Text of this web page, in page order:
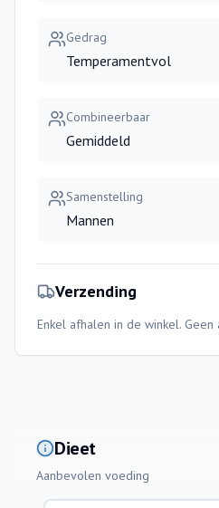
Gedrag
Temperamentvol
Combineerbaar
Gemiddeld
Samenstelling
Mannen
Verzending
Enkel afhalen in de winkel.
Dieet
Aanbevolen voeding